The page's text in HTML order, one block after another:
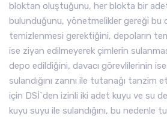
bloktan oluştuğunu, her blokta bir
bulunduğunu, yönetmelikler gereği bu
temizlenmesi gerektiğini, depoların
ise ziyan edilmeyerek çimlerin
depo edildiğini, davacı görevlilerinin
sulandığını zannı ile tutanağı tanzim
için DSİ`den izinli iki adet kuyu ve su
kuyu suyu ile sulandığını, bu nedenle